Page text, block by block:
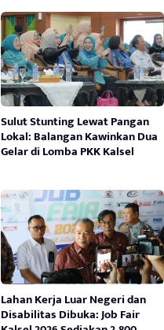
Sulut Stunting Lewat Pangan
Lokal: Balangan Kawinkan Dua
Gelar di Lomba PKK Kalsel
Lahan Kerja Luar Negeri dan
Disabilitas Dibuka: Job Fair